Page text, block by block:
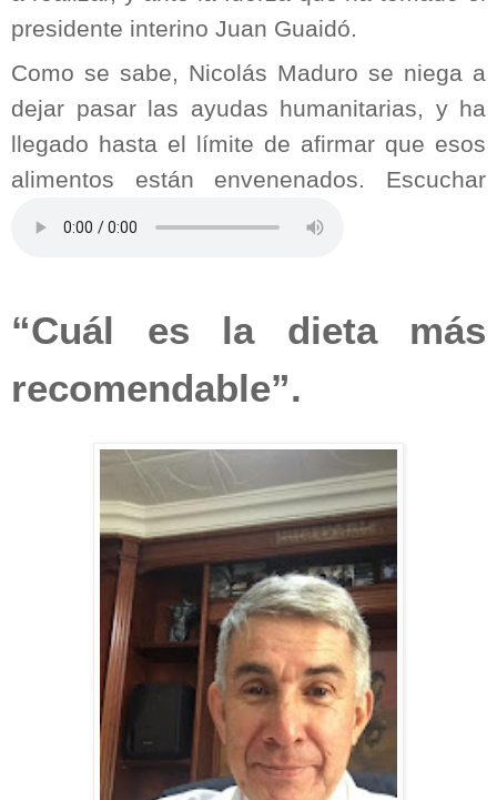
presidente interino Juan Guaidó.
Como se sabe, Nicolás Maduro se niega a
dejar pasar las ayudas humanitarias, y ha
llegado hasta el límite de afirmar que esos
alimentos están envenenados. Escuchar
“Cuál es la dieta más
recomendable”.